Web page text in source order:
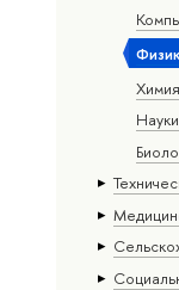
Химия